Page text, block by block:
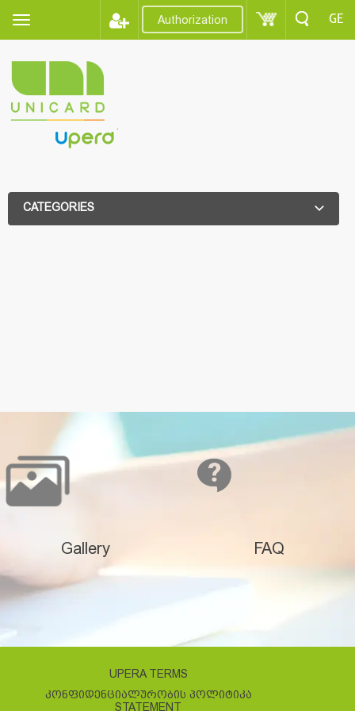
Authorization GE
CATEGORIES
Gallery FAQ
UPERA TERMS
ᲙᲝᲜᲤᲘᲓᲔᲜᲪᲘᲐᲚᲣᲠᲝᲑᲘᲡ ᲞᲝᲚᲘᲢᲘᲙᲐ
STATEMENT